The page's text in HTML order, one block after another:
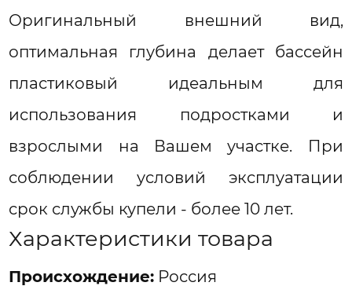
Оригинальный внешний вид,
оптимальная глубина делает бассейн
пластиковый идеальным для
использования подростками и
взрослыми на Вашем участке. При
соблюдении условий эксплуатации
срок службы купели - более 10 лет.
Характеристики товара
Проиcхождение: Россия